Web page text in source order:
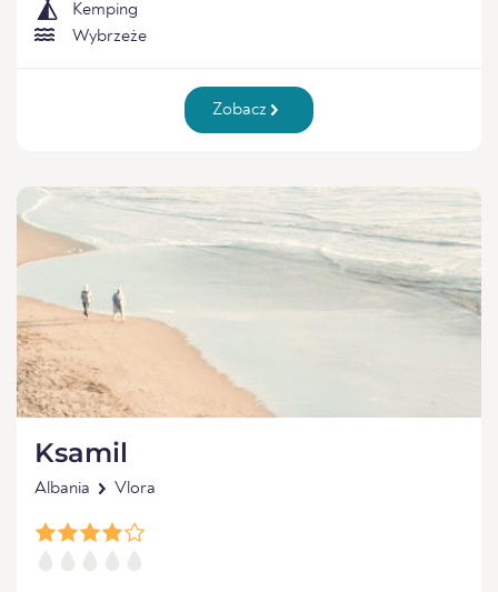
Kemping
Wybrzeże
Zobacz
Ksamil
Albania Vlora